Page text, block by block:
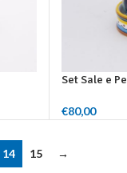
Set Sale e
€80,00
14 15 →